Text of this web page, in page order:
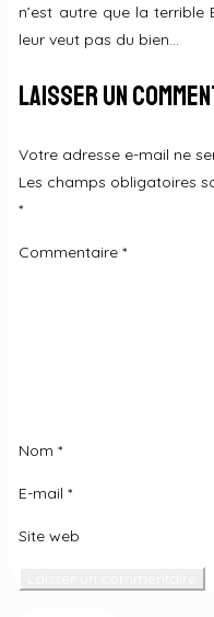
n’est autre que la terrible
leur veut pas du bien…
Laisser un
Votre adresse e-mail ne
Les champs obligatoires
*
Commentaire*
Nom*
E-mail*
Site web